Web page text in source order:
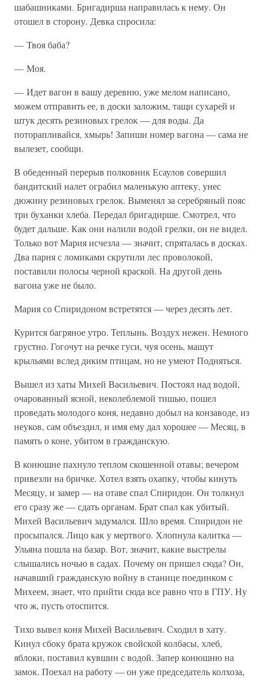
шабашниками. Бригадирша направилась к нему. Он
отошел в сторону. Девка спросила:
— Твоя баба?
— Моя.
— Идет вагон в вашу деревню, уже мелом написано,
можем отправить ее, в доски заложим, тащи сухарей и
штук десять резиновых грелок — для воды. Да
поторапливайся, хмырь! Запиши номер вагона — сама не
вылезет, сообщи.
В обеденный перерыв полковник Есаулов совершил
бандитский налет ограбил маленькую аптеку, унес
дюжину резиновых грелок. Выменял за серебряный пояс
три буханки хлеба. Передал бригадирше. Смотрел, что
будет дальше. Как они налили водой грелки, он не видел.
Только вот Мария исчезла — значит, спряталась в досках.
Два парня с ломиками скрутили лес проволокой,
поставили полосы черной краской. На другой день
вагона уже не было.
Мария со Спиридоном встретятся — через десять лет.
Курится багряное утро. Теплынь. Воздух нежен. Немного
грустно. Гогочут на речке гуси, чуя осень, машут
крыльями вслед диким птицам, но не умеют Подняться.
Вышел из хаты Михей Васильевич. Постоял над водой,
очарованный ясной, неколеблемой тишью, пошел
проведать молодого коня, недавно добыл на конзаводе, из
неуков, сам объездил, и имя ему дал хорошее — Месяц, в
память о коне, убитом в гражданскую.
В конюшне пахнуло теплом скошенной отавы; вечером
привезли на бричке. Хотел взять охапку, чтобы кинуть
Месяцу, и замер — на отаве спал Спиридон. Он толкнул
его сразу же — сдать органам. Брат спал как убитый.
Михей Васильевич задумался. Шло время. Спиридон не
просыпался. Лицо как у мертвого. Хлопнула калитка —
Ульяна пошла на базар. Вот, значит, какие выстрелы
слышались ночью в садах. Почему он пришел сюда? Он,
начавший гражданскую войну в станице поединком с
Михеем, знает, что прийти сюда все равно что в ГПУ. Ну
что ж, пусть отоспится.
Тихо вывел коня Михей Васильевич. Сходил в хату.
Кинул сбоку брата кружок свойской колбасы, хлеб,
яблоки, поставил кувшин с водой. Запер конюшню на
замок. Поехал на работу — он уже председатель колхоза,